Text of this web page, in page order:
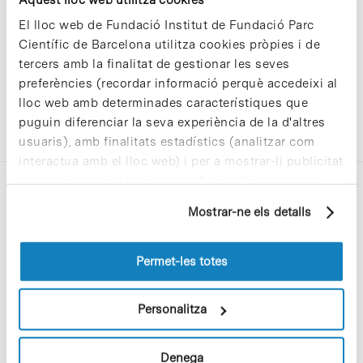
El lloc web de Fundació Institut de Fundació Parc
Científic de Barcelona utilitza cookies pròpies i de
tercers amb la finalitat de gestionar les seves
preferències (recordar informació perquè accedeixi al
lloc web amb determinades característiques que
puguin diferenciar la seva experiència de la d'altres
usuaris), amb finalitats estadístics (analitzar com
interactua amb el lloc web) i per a mostrar-li publicitat
personalitzada sobre la base d'un perfil elaborat a
pàgines visitades). Per a obtenir més informació sobre
les cookies pot consultar laPolítica de cookiesdel
Mostrar-ne els detalls
Permet-les totes
Personalitza
Denega
C/Baldiri Reixac, 4-12 i 15